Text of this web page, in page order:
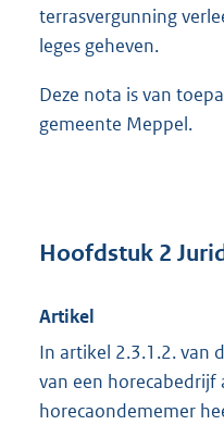
terrasvergunning
leges geheven.
Deze nota is van
gemeente Meppel.
Hoofdstuk 2
Artikel
In artikel 2.3.1.2. van
van een horecabedrijf
horecaondememer